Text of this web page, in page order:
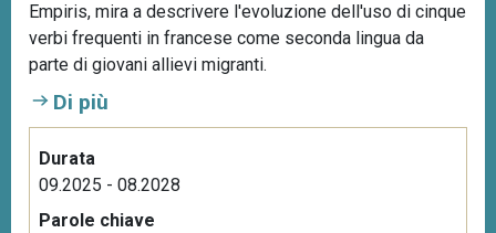
e
Empiris, mira a descrivere l'evoluzione dell'uso di cinque
verbi frequenti in francese come seconda lingua da
parte di giovani allievi migranti.
Di più
Durata
09.2025 - 08.2028
Parole chiave